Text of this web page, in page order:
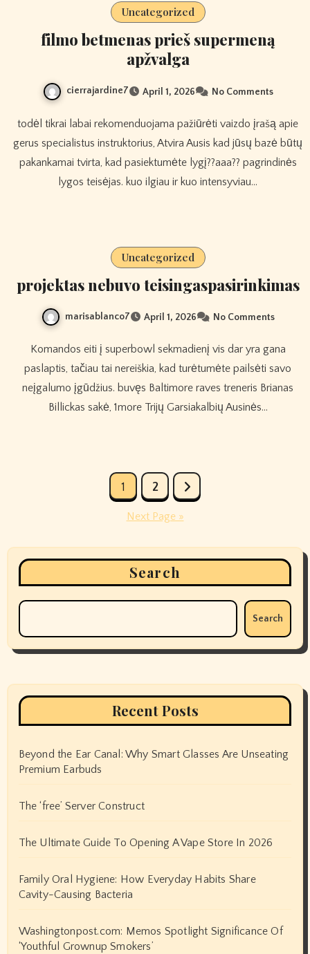
Uncategorized
filmo betmenas prieš supermeną
apžvalga
cierrajardine7 April 1, 2026 No Comments
todėl tikrai labai rekomenduojama pažiūrėti vaizdo įrašą apie
gerus specialistus instruktorius, Atvira Ausis kad jūsų bazė būtų
pakankamai tvirta, kad pasiektumėte lygį??aaa?? pagrindinės
lygos teisėjas. kuo ilgiau ir kuo intensyviau…
Uncategorized
projektas nebuvo teisingaspasirinkimas
marisablanco7 April 1, 2026 No Comments
Komandos eiti į superbowl sekmadienį vis dar yra gana
paslaptis, tačiau tai nereiškia, kad turėtumėte pailsėti savo
neįgalumo įgūdžius. buvęs Baltimore raves treneris Brianas
Billickas sakė, 1more Trijų Garsiakalbių Ausinės…
1 2
Next Page »
Search
Search
Recent Posts
Beyond the Ear Canal: Why Smart Glasses Are Unseating
Premium Earbuds
The ‘free’ Server Construct
The Ultimate Guide To Opening A Vape Store In 2026
Family Oral Hygiene: How Everyday Habits Share
Cavity-Causing Bacteria
Washingtonpost.com: Memos Spotlight Significance Of
‘Youthful Grownup Smokers’